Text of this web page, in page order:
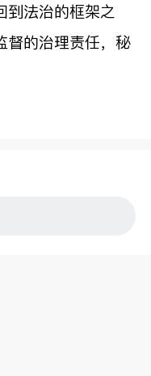
到法治的框架之
督的治理责任，秘